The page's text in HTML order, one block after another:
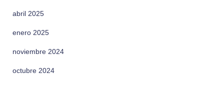
abril 2025
enero 2025
noviembre 2024
octubre 2024